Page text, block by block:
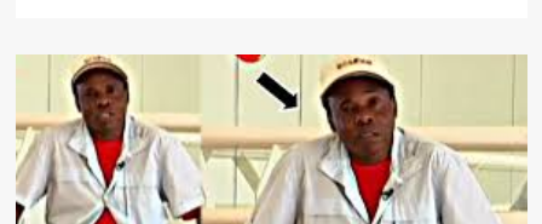
Morreu
o
Dr.
CAMILO
AFONSO